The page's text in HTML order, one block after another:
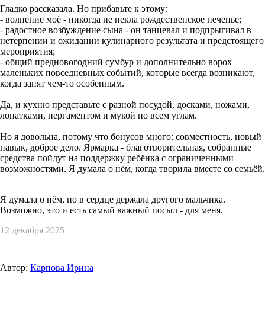
Гладко рассказала. Но прибавьте к этому:
- волнение моё - никогда не пекла рождественское печенье;
- радостное возбуждение сына - он танцевал и подпрыгивал в
нетерпении и ожидании кулинарного результата и предстоящего
мероприятия;
- общий предновогодний сумбур и дополнительно ворох
маленьких повседневных событий, которые всегда возникают,
когда занят чем-то особенным.
Да, и кухню представьте с разной посудой, досками, ножами,
лопатками, пергаментом и мукой по всем углам.
Но я довольна, потому что бонусов много: совместность, новый
навык, доброе дело. Ярмарка - благотворительная, собранные
средства пойдут на поддержку ребёнка с ограниченными
возможностями. Я думала о нём, когда творила вместе со семьёй.
Я думала о нём, но в сердце держала другого мальчика.
Возможно, это и есть самый важный посыл - для меня.
12 декабря 2025
Автор: Карпова Ирина